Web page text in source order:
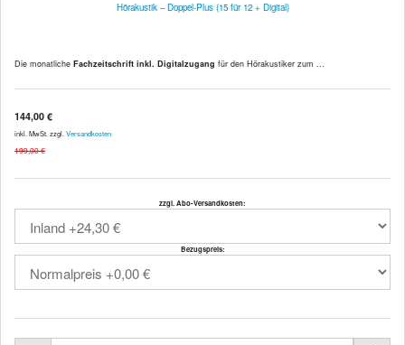
Hörakustik – Doppel-Plus (15 für 12 + Digital)
Die monatliche Fachzeitschrift inkl. Digitalzugang für den Hörakustiker zum ...
144,00 €
inkl. MwSt. zzgl. Versandkosten
199,00 €
zzgl. Abo-Versandkosten:
Bezugspreis: